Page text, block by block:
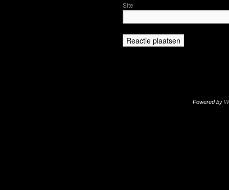
Site
Powered by